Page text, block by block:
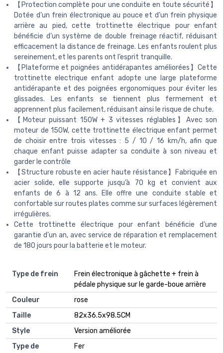
【Protection complète pour une conduite en toute sécurité】
Dotée d’un frein électronique au pouce et d’un frein physique
arrière au pied, cette trottinette électrique pour enfant
bénéficie d’un système de double freinage réactif, réduisant
efficacement la distance de freinage. Les enfants roulent plus
sereinement, et les parents ont l’esprit tranquille.
【Plateforme et poignées antidérapantes améliorées】Cette
trottinette electrique enfant adopte une large plateforme
antidérapante et des poignées ergonomiques pour éviter les
glissades. Les enfants se tiennent plus fermement et
apprennent plus facilement, réduisant ainsi le risque de chute.
【Moteur puissant 150W + 3 vitesses réglables】Avec son
moteur de 150W, cette trottinette électrique enfant permet
de choisir entre trois vitesses : 5 / 10 / 16 km/h, afin que
chaque enfant puisse adapter sa conduite à son niveau et
garder le contrôle
【Structure robuste en acier haute résistance】Fabriquée en
acier solide, elle supporte jusqu’à 70 kg et convient aux
enfants de 6 à 12 ans. Elle offre une conduite stable et
confortable sur routes plates comme sur surfaces légèrement
irrégulières.
Cette trottinette électrique pour enfant bénéficie d’une
garantie d’un an, avec service de réparation et remplacement
de 180 jours pour la batterie et le moteur.
Type de frein
‎Frein électronique à gâchette + frein à
pédale physique sur le garde-boue arrière
Couleur
‎rose
Taille
‎82x36.5x98.5CM
Style
‎Version améliorée
Type de
‎Fer